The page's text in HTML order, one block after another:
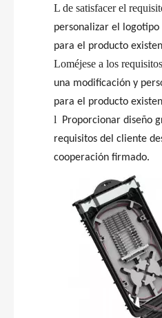
L de satisfacer el
personalizar el
para el producto
Loméjese a los requisitos
una modificación y
para el producto
l
Proporcionar diseño
requisitos del cliente
cooperación firmado.